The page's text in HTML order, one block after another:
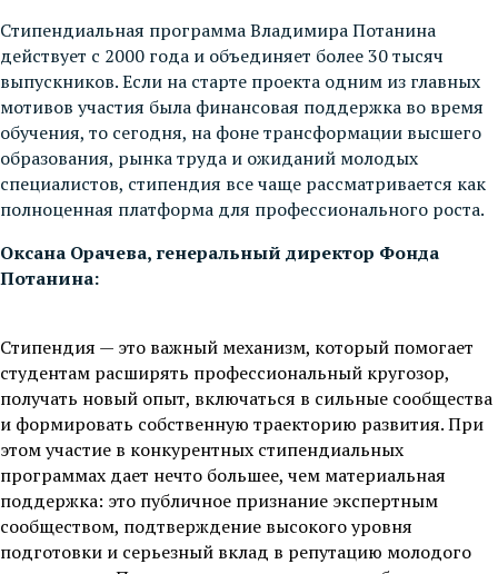
Стипендиальная программа Владимира Потанина
действует с 2000 года и объединяет более 30 тысяч
выпускников. Если на старте проекта одним из главных
мотивов участия была финансовая поддержка во время
обучения, то сегодня, на фоне трансформации высшего
образования, рынка труда и ожиданий молодых
специалистов, стипендия все чаще рассматривается как
полноценная платформа для профессионального роста.
Оксана Орачева, генеральный директор Фонда
Потанина:
Стипендия — это важный механизм, который помогает
студентам расширять профессиональный кругозор,
получать новый опыт, включаться в сильные сообщества
и формировать собственную траекторию развития. При
этом участие в конкурентных стипендиальных
программах дает нечто большее, чем материальная
поддержка: это публичное признание экспертным
сообществом, подтверждение высокого уровня
подготовки и серьезный вклад в репутацию молодого